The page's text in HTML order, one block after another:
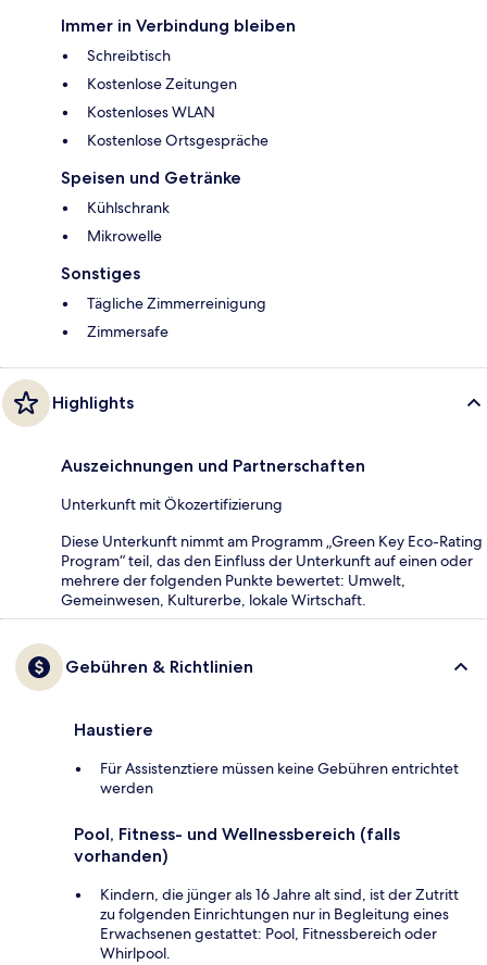
Immer in Verbindung bleiben
Schreibtisch
Kostenlose Zeitungen
Kostenloses WLAN
Kostenlose Ortsgespräche
Speisen und Getränke
Kühlschrank
Mikrowelle
Sonstiges
Tägliche Zimmerreinigung
Zimmersafe
Highlights
Auszeichnungen und Partnerschaften
Unterkunft mit Ökozertifizierung
Diese Unterkunft nimmt am Programm „Green Key Eco-Rating
Program“ teil, das den Einfluss der Unterkunft auf einen oder
mehrere der folgenden Punkte bewertet: Umwelt,
Gemeinwesen, Kulturerbe, lokale Wirtschaft.
Gebühren & Richtlinien
Haustiere
Für Assistenztiere müssen keine Gebühren entrichtet
werden
Pool, Fitness- und Wellnessbereich (falls
vorhanden)
Kindern, die jünger als 16 Jahre alt sind, ist der Zutritt
zu folgenden Einrichtungen nur in Begleitung eines
Erwachsenen gestattet: Pool, Fitnessbereich oder
Whirlpool.